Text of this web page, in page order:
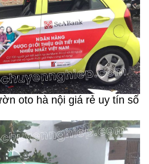
oto hà nội giá rẻ uy tín số